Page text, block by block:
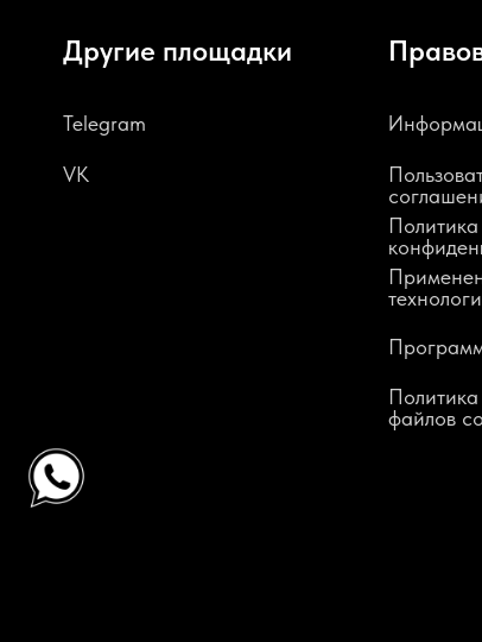
Политика
файлов
Telegram
VK
Другие площадки